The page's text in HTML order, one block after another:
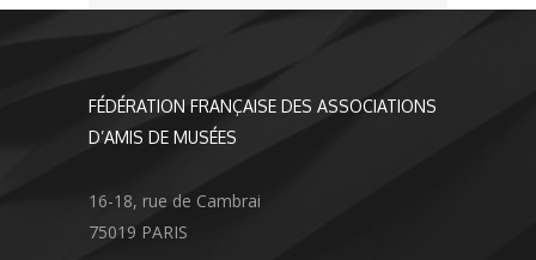
FÉDÉRATION FRANÇAISE DES ASSOCIATIONS
D’AMIS DE MUSÉES
16-18, rue de Cambrai
75019 PARIS